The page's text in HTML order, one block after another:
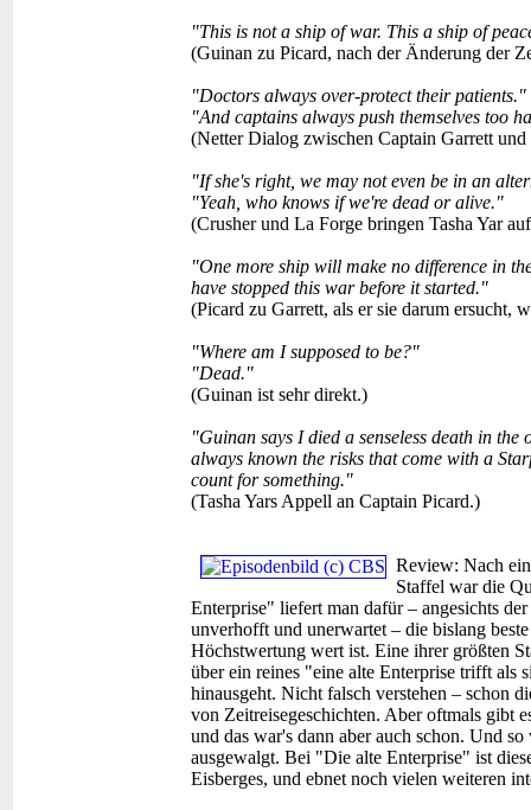
"This is not a ship of war. This a ship of
(Guinan zu Picard, nach der Änderung der
"Doctors always over-protect their patients."
"And captains always push themselves too
(Netter Dialog zwischen Captain Garrett
"If she's right, we may not even be in an
"Yeah, who knows if we're dead or alive."
(Crusher und La Forge bringen Tasha Yar
"One more ship will make no difference in
have stopped this war before it started."
(Picard zu Garrett, als er sie darum ersucht,
"Where am I supposed to be?"
"Dead."
(Guinan ist sehr direkt.)
"Guinan says I died a senseless death in
always known the risks that come with a
count for something."
(Tasha Yars Appell an Captain Picard.)
Review: Nach
Staffel war die
Enterprise" liefert man dafür – angesichts
unverhofft und unerwartet – die bislang
Höchstwertung wert ist. Eine ihrer größten
über ein reines "eine alte Enterprise trifft
hinausgeht. Nicht falsch verstehen – schon
von Zeitreisegeschichten. Aber oftmals gibt
und das war's dann aber auch schon. Und
ausgewalgt. Bei "Die alte Enterprise" ist
Eisberges, und ebnet noch vielen weiteren